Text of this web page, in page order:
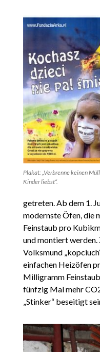
Plakat: „Verbrenne keinen
Kinder liebst“.
getreten. Ab dem 1.
modernste Öfen, die
Feinstaub pro
und montiert werden.
Volksmund
einfachen Heizöfen
Milligramm
fünfzig Mal mehr
„Stinker“ beseitigt